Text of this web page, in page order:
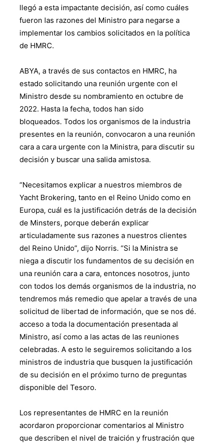
llegó a esta impactante decisión, así como cuáles
fueron las razones del Ministro para negarse a
implementar los cambios solicitados en la política
de HMRC.
ABYA, a través de sus contactos en HMRC, ha
estado solicitando una reunión urgente con el
Ministro desde su nombramiento en octubre de
2022. Hasta la fecha, todos han sido
bloqueados. Todos los organismos de la industria
presentes en la reunión, convocaron a una reunión
cara a cara urgente con la Ministra, para discutir su
decisión y buscar una salida amistosa.
“Necesitamos explicar a nuestros miembros de
Yacht Brokering, tanto en el Reino Unido como en
Europa, cuál es la justificación detrás de la decisión
de Minsters, porque deberán explicar
articuladamente sus razones a nuestros clientes
del Reino Unido”, dijo Norris. “Si la Ministra se
niega a discutir los fundamentos de su decisión en
una reunión cara a cara, entonces nosotros, junto
con todos los demás organismos de la industria, no
tendremos más remedio que apelar a través de una
solicitud de libertad de información, que se nos dé.
acceso a toda la documentación presentada al
Ministro, así como a las actas de las reuniones
celebradas. A esto le seguiremos solicitando a los
ministros de industria que busquen la justificación
de su decisión en el próximo turno de preguntas
disponible del Tesoro.
Los representantes de HMRC en la reunión
acordaron proporcionar comentarios al Ministro
que describen el nivel de traición y frustración que